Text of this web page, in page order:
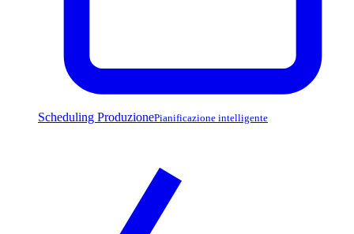
Scheduling ProduzionePianificazione intelligente